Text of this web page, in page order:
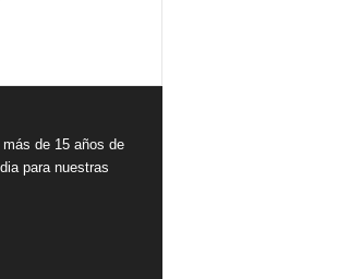
de 15 años de
para nuestras